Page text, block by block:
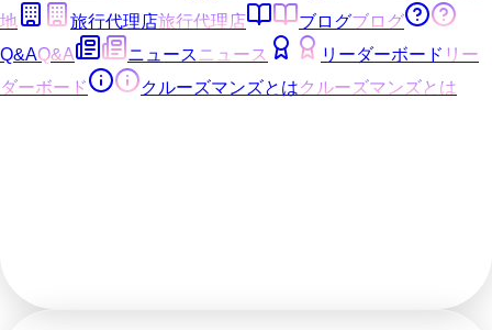
地
旅行代理店旅行代理店 ブログブログ
Q&AQ&A ニュース ニュース リーダーボード リー
ダーボード
クルーズマンズとはクルーズマンズとは